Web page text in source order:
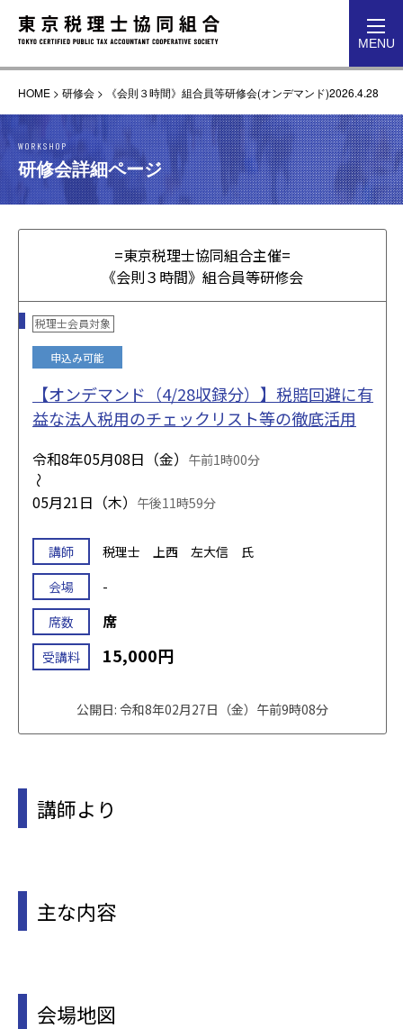
MENU
HOME > 研修会 > 《会則３時間》組合員等研修会(オンデマンド)2026.4.28
WORKSHOP
研修会詳細ページ
=東京税理士協同組合主催=
《会則３時間》組合員等研修会
税理士会員対象
申込み可能
【オンデマンド（4/28収録分）】税賠回避に有
益な法人税用のチェックリスト等の徹底活用
令和8年05月08日（金） 午前1時00分
～
05月21日（木） 午後11時59分
講師
税理士 上西 左大信 氏
会場
-
席数
席
受講料 15,000円
公開日: 令和8年02月27日（金）午前9時08分
講師より
主な内容
会場地図